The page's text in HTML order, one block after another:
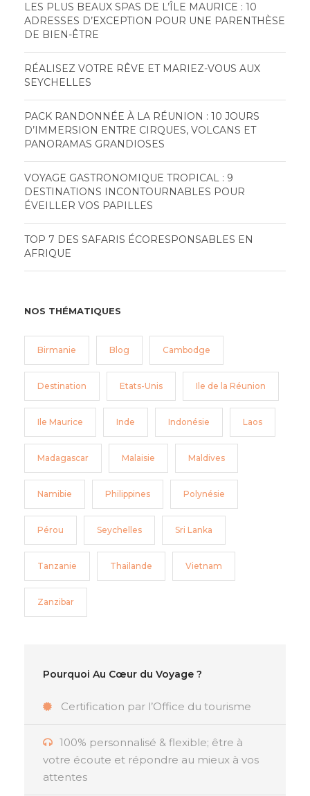
LES PLUS BEAUX SPAS DE L’ÎLE MAURICE : 10
ADRESSES D’EXCEPTION POUR UNE PARENTHÈSE
DE BIEN-ÊTRE
RÉALISEZ VOTRE RÊVE ET MARIEZ-VOUS AUX
SEYCHELLES
PACK RANDONNÉE À LA RÉUNION : 10 JOURS
D’IMMERSION ENTRE CIRQUES, VOLCANS ET
PANORAMAS GRANDIOSES
VOYAGE GASTRONOMIQUE TROPICAL : 9
DESTINATIONS INCONTOURNABLES POUR
ÉVEILLER VOS PAPILLES
TOP 7 DES SAFARIS ÉCORESPONSABLES EN
AFRIQUE
NOS THÉMATIQUES
Birmanie Blog Cambodge
Destination Etats-Unis Ile de la Réunion
Ile Maurice Inde Indonésie Laos
Madagascar Malaisie Maldives
Namibie Philippines Polynésie
Pérou Seychelles Sri Lanka
Tanzanie Thailande Vietnam
Zanzibar
Pourquoi Au Cœur du Voyage ?
Certification par l’Office du tourisme
100% personnalisé & flexible; être à
votre écoute et répondre au mieux à vos
attentes